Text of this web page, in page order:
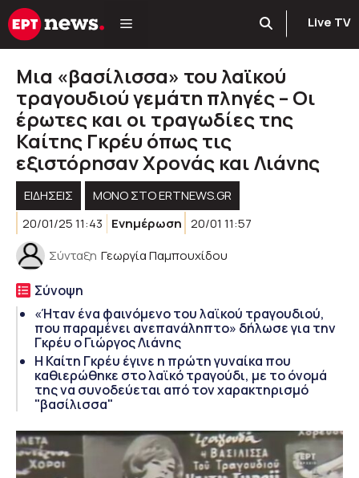
Μετάβαση
σε
Live TV
Μια «βασίλισσα» του λαϊκoύ
τραγουδιού γεμάτη πληγές – Οι
έρωτες και οι τραγωδίες της
Καίτης Γκρέυ όπως τις
εξιστόρησαν Χρονάς και Λιάνης
ΕΙΔΗΣΕΙΣ
ΜΟΝΟ ΣΤΟ ERTNEWS.GR
20/01/25 11:43
Ενημέρωση 20/01 11:57
Σύνταξη Γεωργία Παμπουχίδου
Σύνοψη
«Ήταν ένα φαινόμενο του λαϊκού τραγουδιού,
που παραμένει ανεπανάληπτο» δήλωσε για την
Γκρέυ ο Γιώργος Λιάνης
Η Καίτη Γκρέυ έγινε η πρώτη γυναίκα που
καθιερώθηκε στο λαϊκό τραγούδι, με το όνομά
της να συνοδεύεται από τον χαρακτηρισμό
"βασίλισσα"